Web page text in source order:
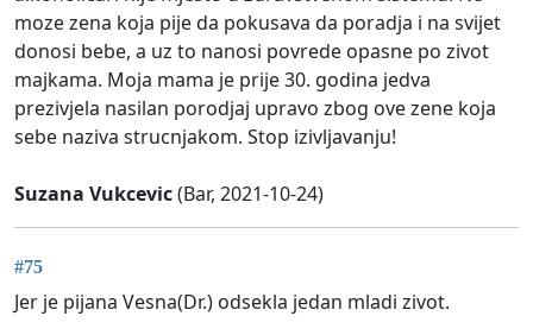
moze zena koja pije da pokusava da poradja i na svijet
donosi bebe, a uz to nanosi povrede opasne po zivot
majkama. Moja mama je prije 30. godina jedva
prezivjela nasilan porodjaj upravo zbog ove zene koja
sebe naziva strucnjakom. Stop izivljavanju!
Suzana Vukcevic(Bar, 2021-10-24)
#75
Jer je pijana Vesna(Dr.) odsekla jedan mladi zivot.